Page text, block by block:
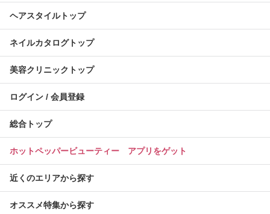
ヘアスタイルトップ
ネイルカタログトップ
美容クリニックトップ
ログイン / 会員登録
総合トップ
ホットペッパービューティー アプリをゲット
近くのエリアから探す
オススメ特集から探す